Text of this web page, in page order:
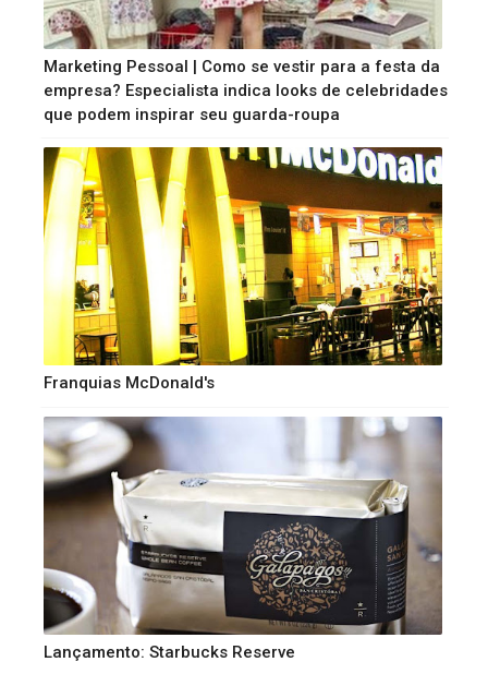
Marketing Pessoal | Como se vestir para a festa da
empresa? Especialista indica looks de celebridades
que podem inspirar seu guarda-roupa
Franquias McDonald's
Lançamento: Starbucks Reserve